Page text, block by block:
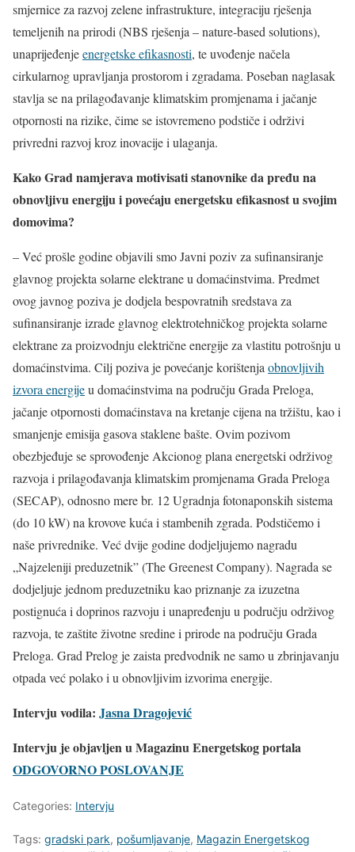
smjernice za razvoj zelene infrastrukture, integraciju rješenja
temeljenih na prirodi (NBS rješenja – nature-based solutions),
unaprijeđenjeenergetske efikasnosti, te uvođenje načela
cirkularnog upravljanja prostorom i zgradama. Poseban naglasak
stavlja se na prilagođavanje klimatskim promjenama i jačanje
otpornosti na rizike, čime se istovremeno podstiče i održivi
privredni razvoj kroz inovacije i ulaganja.
Kako Grad namjerava motivisati stanovnike da pređu na
obnovljivu energiju i povećaju energetsku efikasnost u svojim
domovima?
– Već prošle godine objavili smo Javni poziv za sufinansiranje
glavnog projekta solarne elektrane u domaćinstvima. Predmet
ovog javnog poziva je dodjela bespovratnih sredstava za
sufinansiranje izrade glavnog elektrotehničkog projekta solarne
elektrane za proizvodnju električne energije za vlastitu potrošnju u
domaćinstvima. Cilj poziva je povećanje korištenja obnovljivih
izvora energijeu domaćinstvima na području Grada Preloga,
jačanje otpornosti domaćinstava na kretanje cijena na tržištu, kao i
smanjenje emisija gasova staklene bašte. Ovim pozivom
obezbjeđuje se sprovođenje Akcionog plana energetski održivog
razvoja i prilagođavanja klimatskim promjenama Grada Preloga
(SECAP), odnosno mere br. 12 Ugradnja fotonaponskih sistema
(do 10 kW) na krovove kuća i stambenih zgrada. Podstičemo i
naše privrednike. Već dvije godine dodjeljujemo nagradu
„Najzeleniji preduzetnik” (The Greenest Company). Nagrada se
dodjeljuje jednom preduzetniku kao priznanje za izuzetna
postignuća i doprinos razvoju i unapređenju u području održivog
razvoja, te zaštite životne sredine i prirode na području Grada
Preloga. Grad Prelog je zaista predvodnik ne samo u zbrinjavanju
otpada već polako i u obnovljivim izvorima energije.
Intervju vodila: Jasna Dragojević
Intervju je objavljen uMagazinu Energetskog portala
ODGOVORNO POSLOVANJE
Categories: Intervju
Tags: gradski park, pošumljavanje, Magazin Energetskog